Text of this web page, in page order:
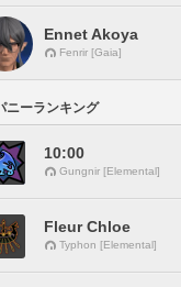
Ennet Akoya
Fenrir [Gaia]
ニーランキング
10:00
Gungnir [Elemental]
Fleur Chloe
Typhon [Elemental]